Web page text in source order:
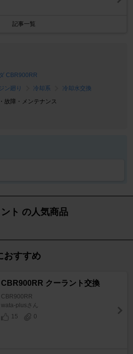
記事一覧
CBR900RR
ン廻り 冷却系
冷却水交換
故障・メンテナンス
ト の人気商品
おすすめ
CBR900RR クーラント交換
CBR900RR
wata-plusさん
15
0